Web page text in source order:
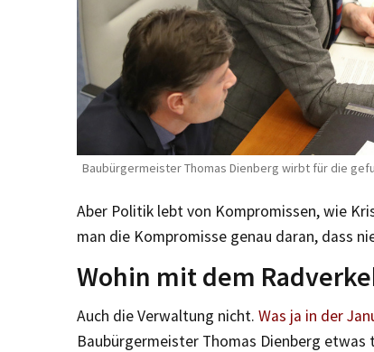
Baubürgermeister Thomas Dienberg wirbt für die
Aber Politik lebt von Kompromissen, wie
man die Kompromisse genau daran, dass
Wohin mit dem
Auch die Verwaltung nicht. Was ja in der
Baubürgermeister Thomas Dienberg